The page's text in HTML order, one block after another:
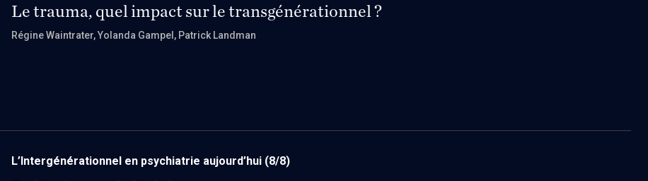
Le trauma, quel impact sur le transgénérationnel ?
Régine Waintrater, Yolanda Gampel , Patrick Landman
L’Intergénérationnel en psychiatrie aujourd’hui (8/8)